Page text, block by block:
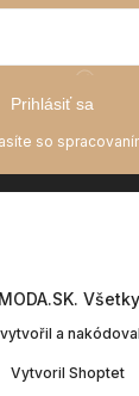
Prihlásiť sa
Vytvoril Shoptet
.
a nakódoval